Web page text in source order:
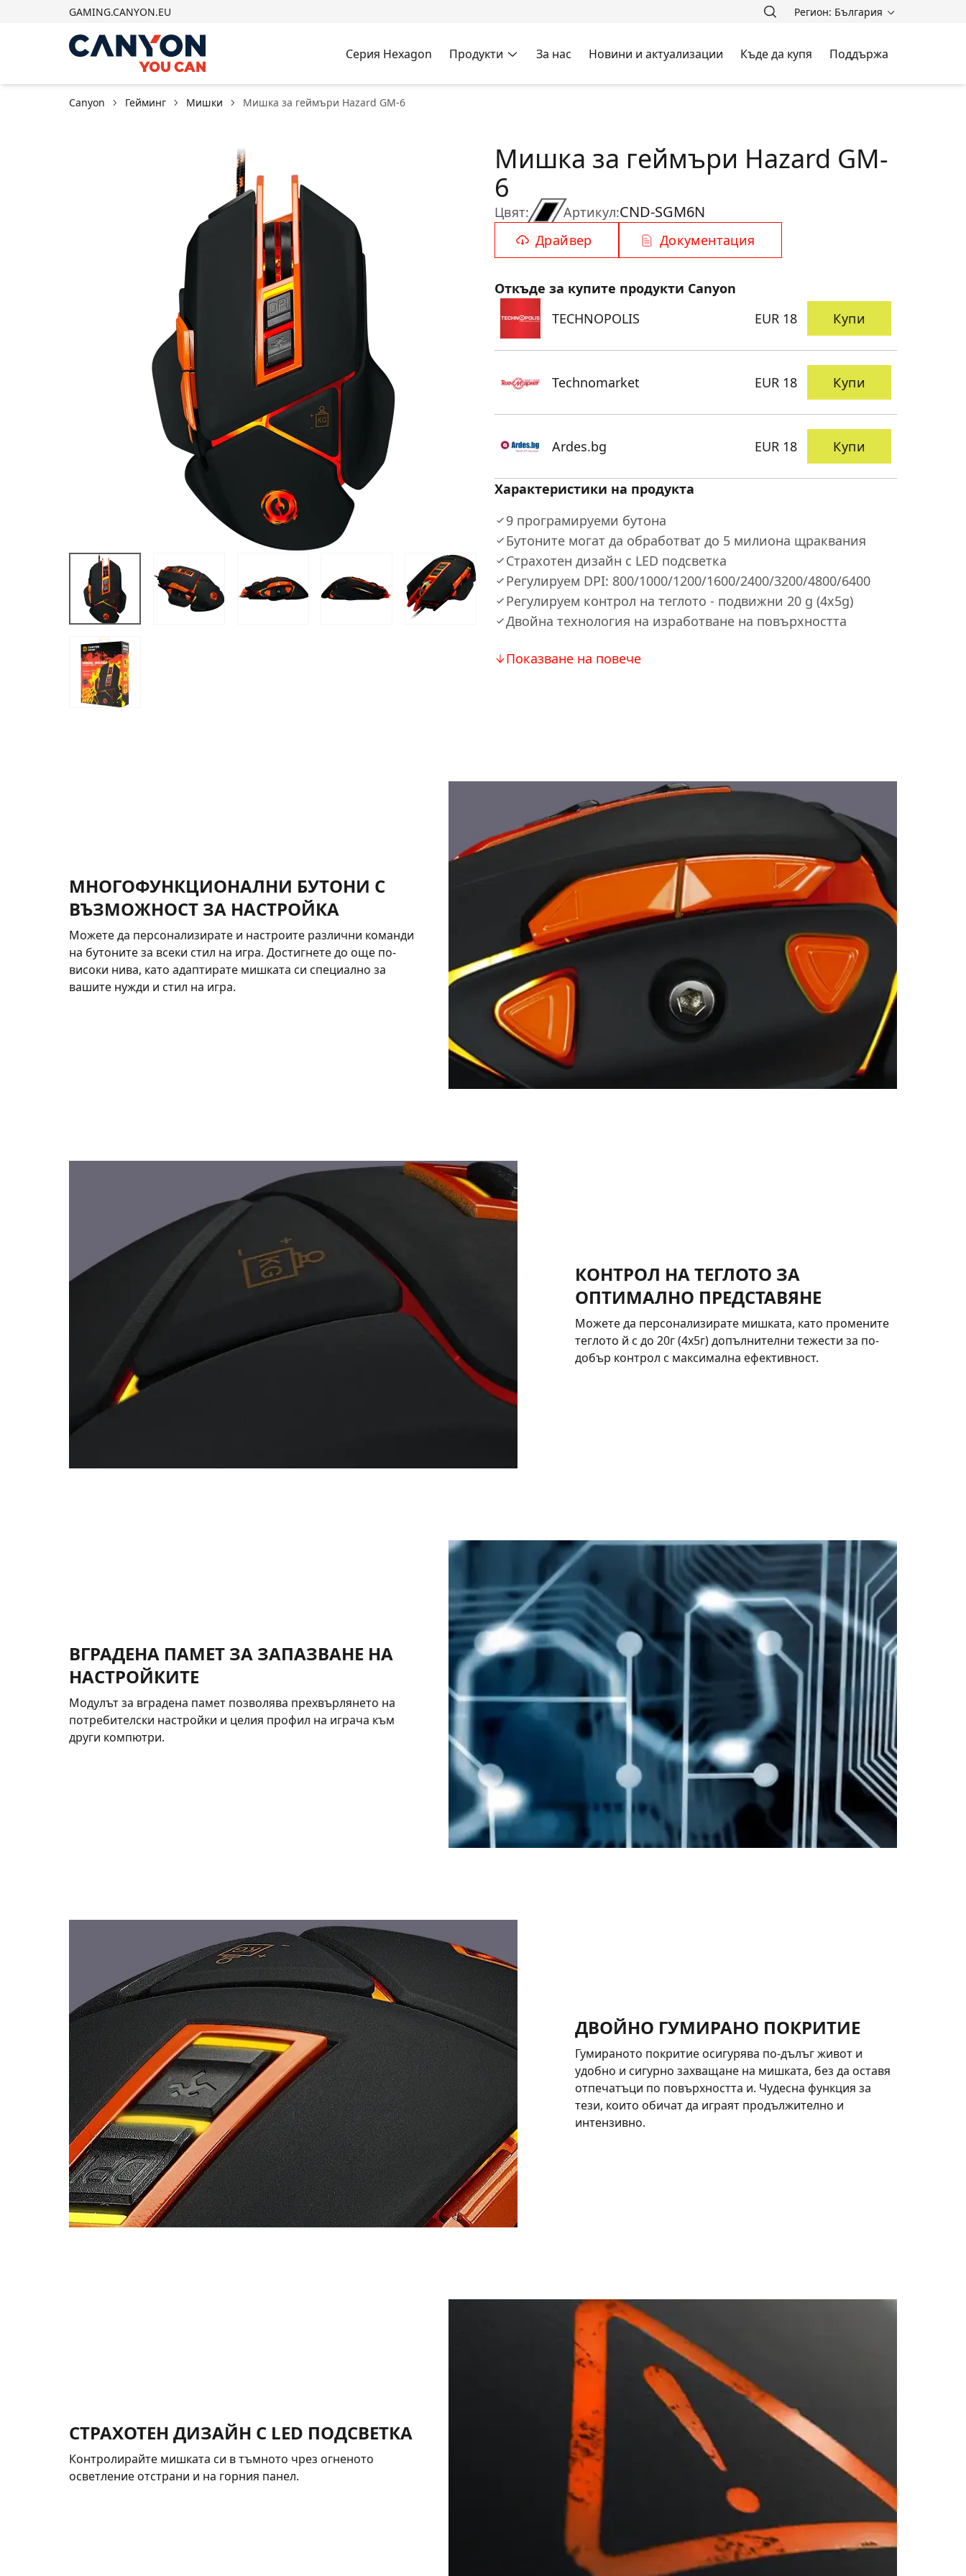
GAMING.CANYON.EU Регион: България
Серия Hexagon Продукти За нас Новини и актуализации Къде да купя Поддържа
Canyon Гейминг Мишки Мишка за геймъри Hazard GM-6
Цвят:
Мишка за геймъри Hazard GM-
6
Артикул:CND-SGM6N
Драйвер Документация
Характеристики на продукта
9 програмируеми бутона
Бутоните могат да обработват до 5 милиона щраквания
Страхотен дизайн с LED подсветка
Регулируем DPI: 800/1000/1200/1600/2400/3200/4800/6400
Регулируем контрол на теглото - подвижни 20 g (4x5g)
Двойна технология на изработване на повърхността
Показване на повече
Откъде за купите продукти Canyon
TECHNOPOLIS
EUR 18 Купи
Technomarket EUR 18 Купи
Ardes.bg EUR 18 Купи
МНОГОФУНКЦИОНАЛНИ БУТОНИ С
ВЪЗМОЖНОСТ ЗА НАСТРОЙКА
Можете да персонализирате и настроите различни команди
на бутоните за всеки стил на игра. Достигнете до още по-
високи нива, като адаптирате мишката си специално за
вашите нужди и стил на игра.
КОНТРОЛ НА ТЕГЛОТО ЗА
ОПТИМАЛНО ПРЕДСТАВЯНЕ
Можете да персонализирате мишката, като промените
теглото й с до 20г (4x5г) допълнителни тежести за по-
добър контрол с максимална ефективност.
ВГРАДЕНА ПАМЕТ ЗА ЗАПАЗВАНЕ НА
НАСТРОЙКИТЕ
Модулът за вградена памет позволява прехвърлянето на
потребителски настройки и целия профил на играча към
други компютри.
ДВОЙНО ГУМИРАНО ПОКРИТИЕ
Гумираното покритие осигурява по-дълъг живот и
удобно и сигурно захващане на мишката, без да оставя
отпечатъци по повърхността и. Чудесна функция за
тези, които обичат да играят продължително и
интензивно.
СТРАХОТЕН ДИЗАЙН С LED ПОДСВЕТКА
Контролирайте мишката си в тъмното чрез огненото
осветление отстрани и на горния панел.